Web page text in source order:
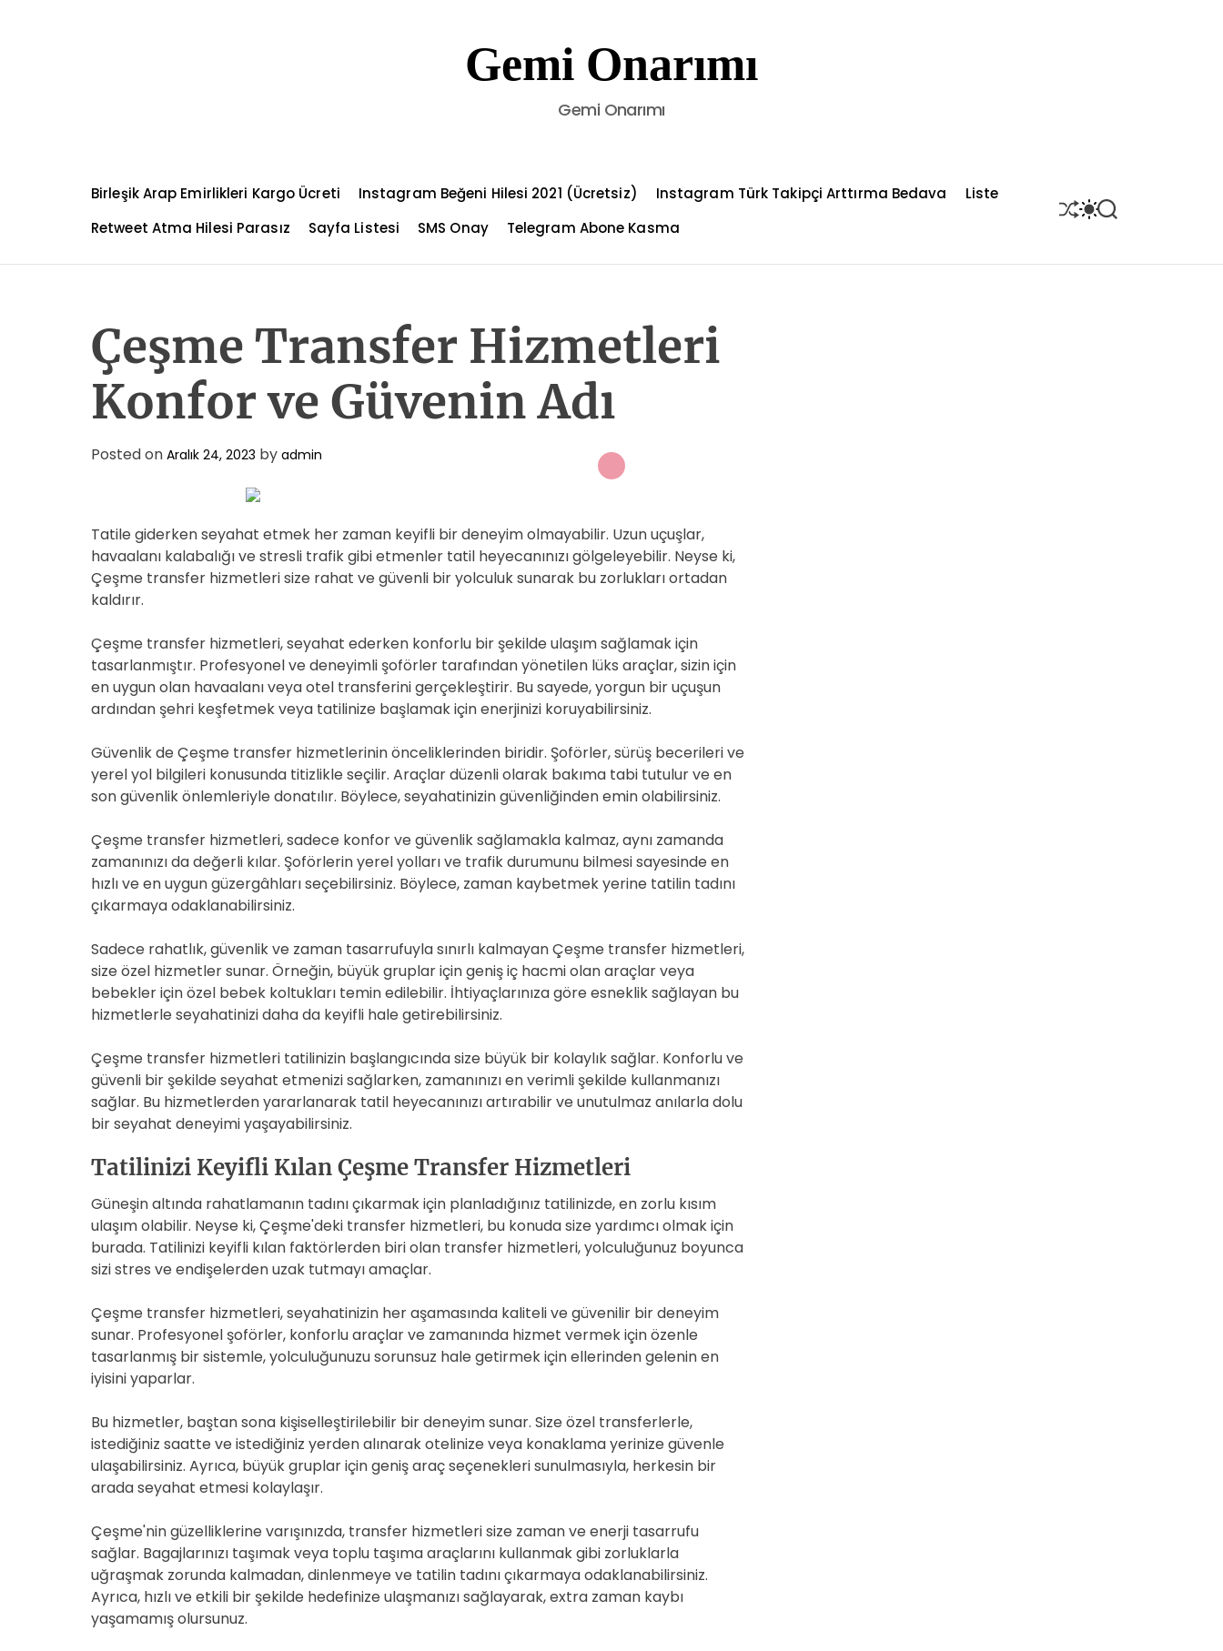
t
Gemi Onarımı
Gemi Onarımı
Birleşik Arap Emirlikleri Kargo Ücreti Instagram Beğeni Hilesi 2021 (Ücretsiz) Instagram Türk Takipçi Arttırma Bedava
Liste
Retweet Atma Hilesi Parasız
Sayfa Listesi SMS Onay Telegram Abone Kasma
S
H
S
W
S
E
Çeşme Transfer Hizmetleri
Konfor ve Güvenin Adı
Posted on Aralık 24, 2023 by admin
Tatile giderken seyahat etmek her zaman keyifli bir deneyim olmayabilir. Uzun uçuşlar,
havaalanı kalabalığı ve stresli trafik gibi etmenler tatil heyecanınızı gölgeleyebilir. Neyse ki,
Çeşme transfer hizmetleri size rahat ve güvenli bir yolculuk sunarak bu zorlukları ortadan
kaldırır.
Çeşme transfer hizmetleri, seyahat ederken konforlu bir şekilde ulaşım sağlamak için
tasarlanmıştır. Profesyonel ve deneyimli şoförler tarafından yönetilen lüks araçlar, sizin için
en uygun olan havaalanı veya otel transferini gerçekleştirir. Bu sayede, yorgun bir uçuşun
ardından şehri keşfetmek veya tatilinize başlamak için enerjinizi koruyabilirsiniz.
Güvenlik de Çeşme transfer hizmetlerinin önceliklerinden biridir. Şoförler, sürüş becerileri ve
yerel yol bilgileri konusunda titizlikle seçilir. Araçlar düzenli olarak bakıma tabi tutulur ve en
son güvenlik önlemleriyle donatılır. Böylece, seyahatinizin güvenliğinden emin olabilirsiniz.
Çeşme transfer hizmetleri, sadece konfor ve güvenlik sağlamakla kalmaz, aynı zamanda
zamanınızı da değerli kılar. Şoförlerin yerel yolları ve trafik durumunu bilmesi sayesinde en
hızlı ve en uygun güzergâhları seçebilirsiniz. Böylece, zaman kaybetmek yerine tatilin tadını
çıkarmaya odaklanabilirsiniz.
Sadece rahatlık, güvenlik ve zaman tasarrufuyla sınırlı kalmayan Çeşme transfer hizmetleri,
size özel hizmetler sunar. Örneğin, büyük gruplar için geniş iç hacmi olan araçlar veya
bebekler için özel bebek koltukları temin edilebilir. İhtiyaçlarınıza göre esneklik sağlayan bu
hizmetlerle seyahatinizi daha da keyifli hale getirebilirsiniz.
Çeşme transfer hizmetleri tatilinizin başlangıcında size büyük bir kolaylık sağlar. Konforlu ve
güvenli bir şekilde seyahat etmenizi sağlarken, zamanınızı en verimli şekilde kullanmanızı
sağlar. Bu hizmetlerden yararlanarak tatil heyecanınızı artırabilir ve unutulmaz anılarla dolu
bir seyahat deneyimi yaşayabilirsiniz.
Tatilinizi Keyifli Kılan Çeşme Transfer Hizmetleri
Güneşin altında rahatlamanın tadını çıkarmak için planladığınız tatilinizde, en zorlu kısım
ulaşım olabilir. Neyse ki, Çeşme'deki transfer hizmetleri, bu konuda size yardımcı olmak için
burada. Tatilinizi keyifli kılan faktörlerden biri olan transfer hizmetleri, yolculuğunuz boyunca
sizi stres ve endişelerden uzak tutmayı amaçlar.
Çeşme transfer hizmetleri, seyahatinizin her aşamasında kaliteli ve güvenilir bir deneyim
sunar. Profesyonel şoförler, konforlu araçlar ve zamanında hizmet vermek için özenle
tasarlanmış bir sistemle, yolculuğunuzu sorunsuz hale getirmek için ellerinden gelenin en
iyisini yaparlar.
Bu hizmetler, baştan sona kişiselleştirilebilir bir deneyim sunar. Size özel transferlerle,
istediğiniz saatte ve istediğiniz yerden alınarak otelinize veya konaklama yerinize güvenle
ulaşabilirsiniz. Ayrıca, büyük gruplar için geniş araç seçenekleri sunulmasıyla, herkesin bir
arada seyahat etmesi kolaylaşır.
Çeşme'nin güzelliklerine varışınızda, transfer hizmetleri size zaman ve enerji tasarrufu
sağlar. Bagajlarınızı taşımak veya toplu taşıma araçlarını kullanmak gibi zorluklarla
uğraşmak zorunda kalmadan, dinlenmeye ve tatilin tadını çıkarmaya odaklanabilirsiniz.
Ayrıca, hızlı ve etkili bir şekilde hedefinize ulaşmanızı sağlayarak, extra zaman kaybı
yaşamamış olursunuz.